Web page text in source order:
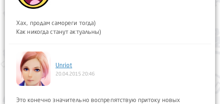
Хах, продам самореги тогда)
Как никогда станут актуальны)
Unriot
20.04.2015 20:46
Это конечно значительно воспрепятствую притоку новых